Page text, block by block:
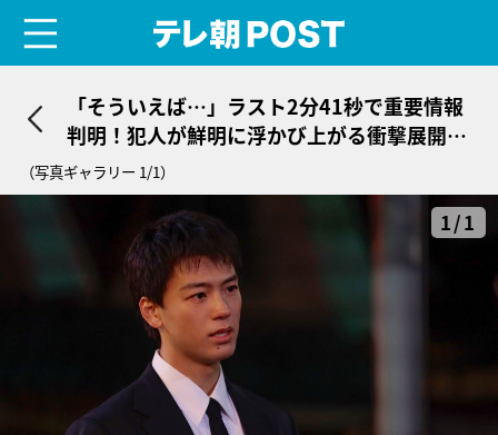
「そういえば…」ラスト2分41秒で重要情報
判明！犯人が鮮明に浮かび上がる衝撃展開＜
再会＞
（写真ギャラリー 1/1）
1/1